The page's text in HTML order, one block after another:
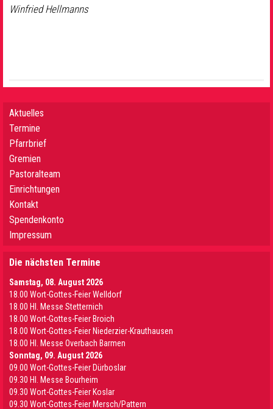
Winfried Hellmanns
Aktuelles
Termine
Pfarrbrief
Gremien
Pastoralteam
Einrichtungen
Kontakt
Spendenkonto
Impressum
Die nächsten Termine
Samstag, 08. August 2026
18.00 Wort-Gottes-Feier Welldorf
18.00 Hl. Messe Stetternich
18.00 Wort-Gottes-Feier Broich
18.00 Wort-Gottes-Feier Niederzier-Krauthausen
18.00 Hl. Messe Overbach Barmen
Sonntag, 09. August 2026
09.00 Wort-Gottes-Feier Dürboslar
09.30 HI. Messe Bourheim
09.30 Wort-Gottes-Feier Koslar
09.30 Wort-Gottes-Feier Mersch/Pattern